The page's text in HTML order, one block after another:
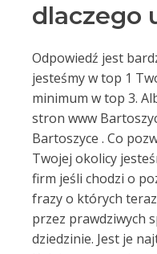
dlaczego
Odpowiedź jest
jesteśmy w top 1
minimum w top 3.
stron www
Bartoszyce . Co
Twojej okolicy
firm jeśli chodzi o
frazy o których
przez prawdziwych
dziedzinie. Jest je